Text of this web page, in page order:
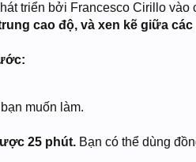
triển bởi Francesco Cirillo vào
cao độ, và xen kẽ giữa
bạn muốn làm.
25 phút. Bạn có thể dùng